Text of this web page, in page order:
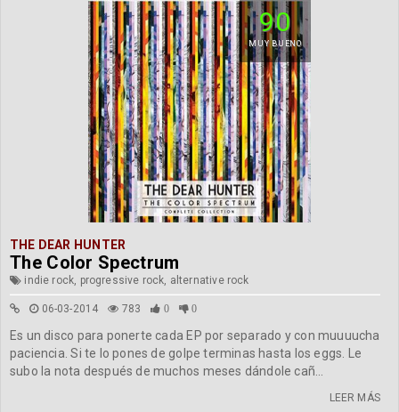
90
MUY BUENO
THE DEAR HUNTER
The Color Spectrum
indie rock, progressive rock, alternative rock
06-03-2014 783 0 0
Es un disco para ponerte cada EP por separado y con muuuucha
paciencia. Si te lo pones de golpe terminas hasta los eggs. Le
subo la nota después de muchos meses dándole cañ...
LEER MÁS